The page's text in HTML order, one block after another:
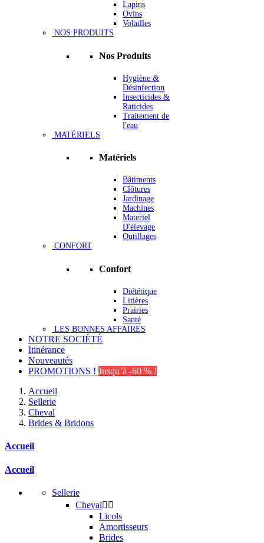
Lapins
Ovins
Volailles
NOS PRODUITS
Nos Produits
Hygiène &
Désinfection
Insecticides &
Raticides
Traitement de
l'eau
MATÉRIELS
Matériels
Bâtiments
Clôtures
Jardinage
Machines
Materiel
D'élevage
Outillages
CONFORT
Confort
Diététique
Litières
Prairies
Santé
LES BONNES AFFAIRES
NOTRE SOCIÉTÉ
Itinérance
Nouveautés
PROMOTIONS ! Jusqu’à -60 % !
Accueil
Sellerie
Cheval
Brides & Bridons
Accueil
Accueil
Sellerie
Cheval 
Licols
Amortisseurs
Brides